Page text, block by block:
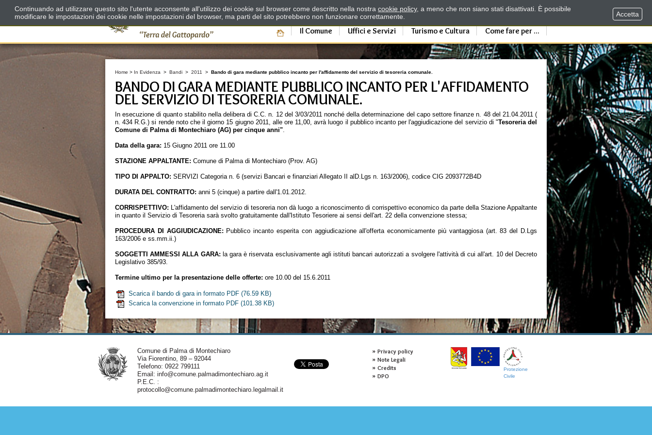
Il Comune Uffici e Servizi Turismo e Cultura Come fare per ...
Home > In Evidenza > Bandi > 2011 > Bando di gara mediante pubblico incanto per l'affidamento del servizio di tesoreria comunale.
BANDO DI GARA MEDIANTE PUBBLICO INCANTO PER L'AFFIDAMENTO
DEL SERVIZIO DI TESORERIA COMUNALE.
In esecuzione di quanto stabilito nella delibera di C.C. n. 12 del 3/03/2011 nonché della determinazione del capo settore finanze n. 48 del 21.04.2011 (
n. 434 R.G.) si rende noto che il giorno 15 giugno 2011, alle ore 11,00, avrà luogo il pubblico incanto per l'aggiudicazione del servizio di "Tesoreria del
Comune di Palma di Montechiaro (AG) per cinque anni".
Data della gara: 15 Giugno 2011 ore 11.00
STAZIONE APPALTANTE: Comune di Palma di Montechiaro (Prov. AG)
TIPO DI APPALTO: SERVIZI Categoria n. 6 (servizi Bancari e finanziari Allegato II alD.Lgs n. 163/2006), codice CIG 2093772B4D
DURATA DEL CONTRATTO: anni 5 (cinque) a partire dall'1.01.2012.
CORRISPETTIVO: L'affidamento del servizio di tesoreria non dà luogo a riconoscimento di corrispettivo economico da parte della Stazione Appaltante
in quanto il Servizio di Tesoreria sarà svolto gratuitamente dall'Istituto Tesoriere ai sensi dell'art. 22 della convenzione stessa;
PROCEDURA DI AGGIUDICAZIONE: Pubblico incanto esperita con aggiudicazione all'offerta economicamente più vantaggiosa (art. 83 del D.Lgs
163/2006 e ss.mm.ii.)
SOGGETTI AMMESSI ALLA GARA: la gara è riservata esclusivamente agli istituti bancari autorizzati a svolgere l'attività di cui all'art. 10 del Decreto
Legislativo 385/93.
Termine ultimo per la presentazione delle offerte: ore 10.00 del 15.6.2011
Scarica il bando di gara in formato PDF (76.59 KB)
Scarica la convenzione in formato PDF (101.38 KB)
Comune di Palma di Montechiaro
Via Fiorentino, 89 – 92044
Telefono: 0922 799111
Email: info@comune.palmadimontechiaro.ag.it
P.E.C. :
protocollo@comune.palmadimontechiaro.legalmail.it
Privacy policy
Note Legali
Credits
DPO
Protezione
Civile
Continuando ad utilizzare questo sito l'utente acconsente all'utilizzo dei cookie sul browser come descritto nella nostra cookie policy, a meno che non siano stati disattivati. È possibile
modificare le impostazioni dei cookie nelle impostazioni del browser, ma parti del sito potrebbero non funzionare correttamente.
Accetta